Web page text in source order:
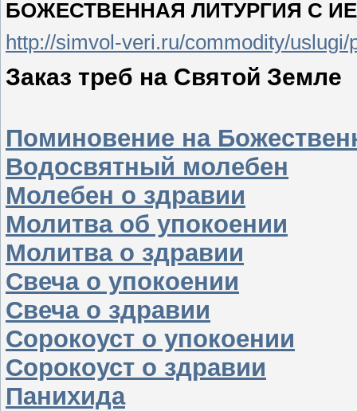
БОЖЕСТВЕННАЯ ЛИТУРГИЯ С
http://simvol-veri.ru/commodity/uslugi/
Заказ треб на Святой Земле
Поминовение на
Водосвятный молебен
Молебен о здравии
Молитва об упокоении
Молитва о здравии
Свеча о упокоении
Свеча о здравии
Сорокоуст о упокоении
Сорокоуст о здравии
Панихида